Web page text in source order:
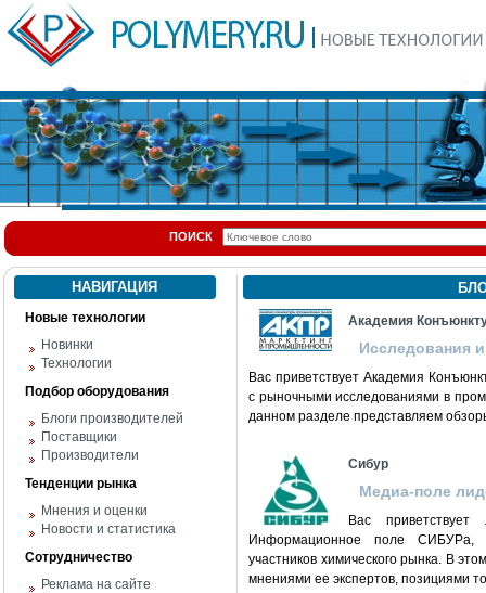
ПОИСК
НАВИГАЦИЯ
Новые технологии
Новинки
Технологии
Подбор оборудования
Блоги производителей
Поставщики
Производители
Тенденции рынка
Мнения и оценки
Новости и статистика
Сотрудничество
Реклама на сайте
Академия
Исследования
Вас приветствует Академия
с рыночными исследованиями в
данном разделе представляем
Сибур
Медиа-поле
Вас
Информационное поле СИБУРа,
участников химического рынка. В
мнениями ее экспертов, позициями